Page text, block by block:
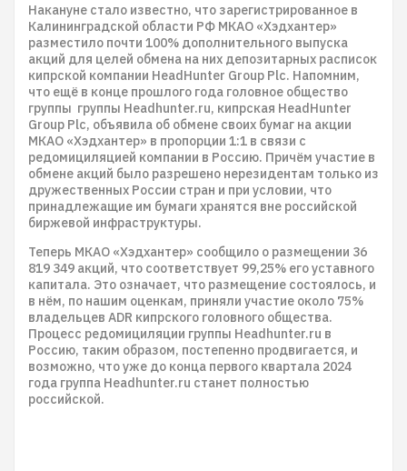
Накануне стало известно, что зарегистрированное в
Калининградской области РФ МКАО «Хэдхантер»
разместило почти 100% дополнительного выпуска
акций для целей обмена на них депозитарных расписок
кипрской компании HeadHunter Group Plc. Напомним,
что ещё в конце прошлого года головное общество
группы группы Headhunter.ru, кипрская HeadHunter
Group Plc, объявила об обмене своих бумаг на акции
МКАО «Хэдхантер» в пропорции 1:1 в связи с
редомициляцией компании в Россию. Причём участие в
обмене акций было разрешено нерезидентам только из
дружественных России стран и при условии, что
принадлежащие им бумаги хранятся вне российской
биржевой инфраструктуры.
Теперь МКАО «Хэдхантер» сообщило о размещении 36
819 349 акций, что соответствует 99,25% его уставного
капитала. Это означает, что размещение состоялось, и
в нём, по нашим оценкам, приняли участие около 75%
владельцев ADR кипрского головного общества.
Процесс редомициляции группы Headhunter.ru в
Россию, таким образом, постепенно продвигается, и
возможно, что уже до конца первого квартала 2024
года группа Headhunter.ru станет полностью
российской.